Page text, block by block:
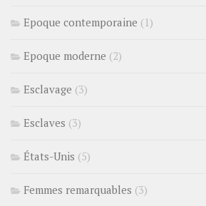
Epoque contemporaine (1)
Epoque moderne (2)
Esclavage (3)
Esclaves (3)
États-Unis (5)
Femmes remarquables (3)